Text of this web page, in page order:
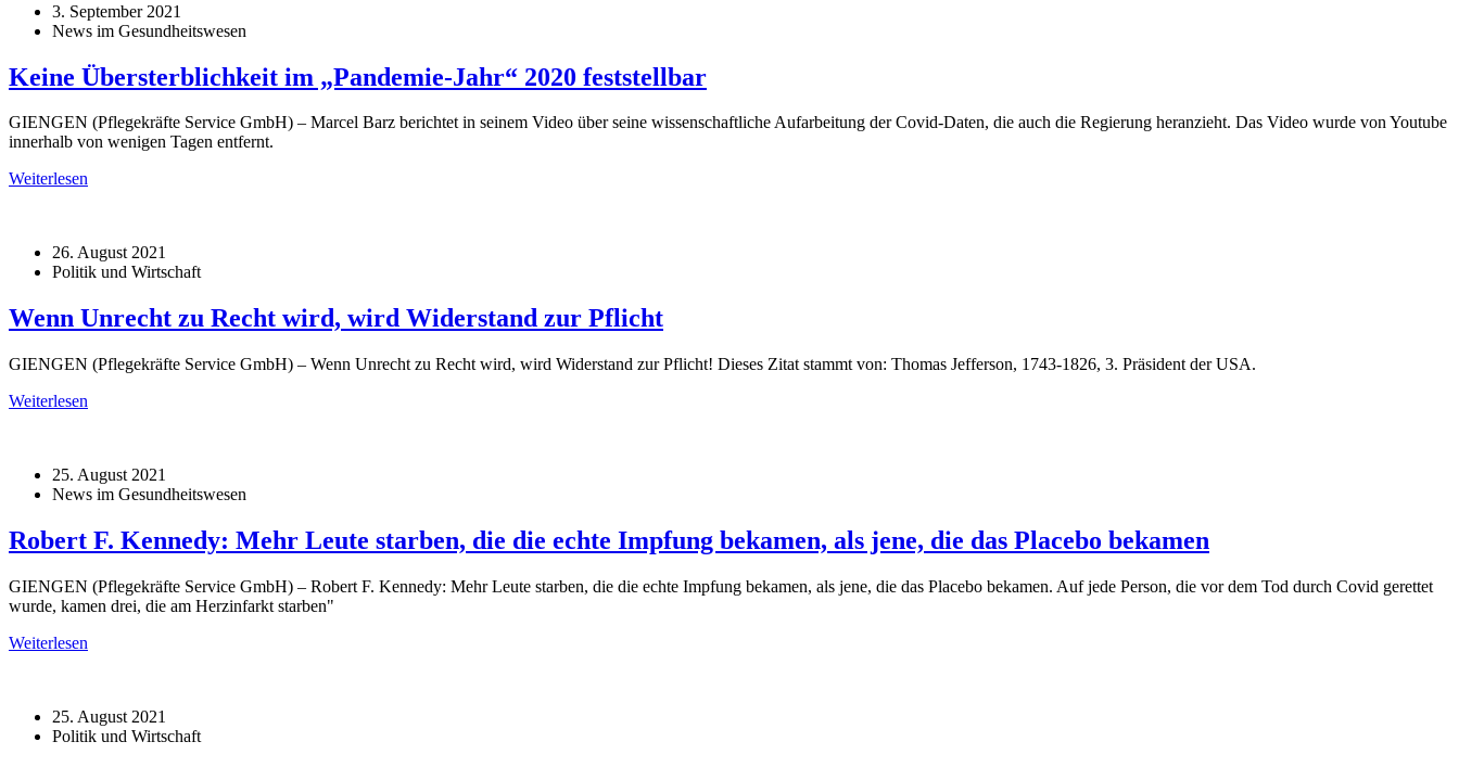
3. September 2021
News im Gesundheitswesen
Keine Übersterblichkeit im „Pandemie-Jahr“ 2020 feststellbar
GIENGEN (Pflegekräfte Service GmbH) – Marcel Barz berichtet in seinem Video über seine wissenschaftliche Aufarbeitung der Covid-Daten, die auch die Regierung heranzieht. Das Video wurde von Youtube
innerhalb von wenigen Tagen entfernt.
Weiterlesen
26. August 2021
Politik und Wirtschaft
Wenn Unrecht zu Recht wird, wird Widerstand zur Pflicht
GIENGEN (Pflegekräfte Service GmbH) – Wenn Unrecht zu Recht wird, wird Widerstand zur Pflicht! Dieses Zitat stammt von: Thomas Jefferson, 1743-1826, 3. Präsident der USA.
Weiterlesen
25. August 2021
News im Gesundheitswesen
Robert F. Kennedy: Mehr Leute starben, die die echte Impfung bekamen, als jene, die das Placebo bekamen
GIENGEN (Pflegekräfte Service GmbH) – Robert F. Kennedy: Mehr Leute starben, die die echte Impfung bekamen, als jene, die das Placebo bekamen. Auf jede Person, die vor dem Tod durch Covid gerettet
wurde, kamen drei, die am Herzinfarkt starben"
Weiterlesen
25. August 2021
Politik und Wirtschaft